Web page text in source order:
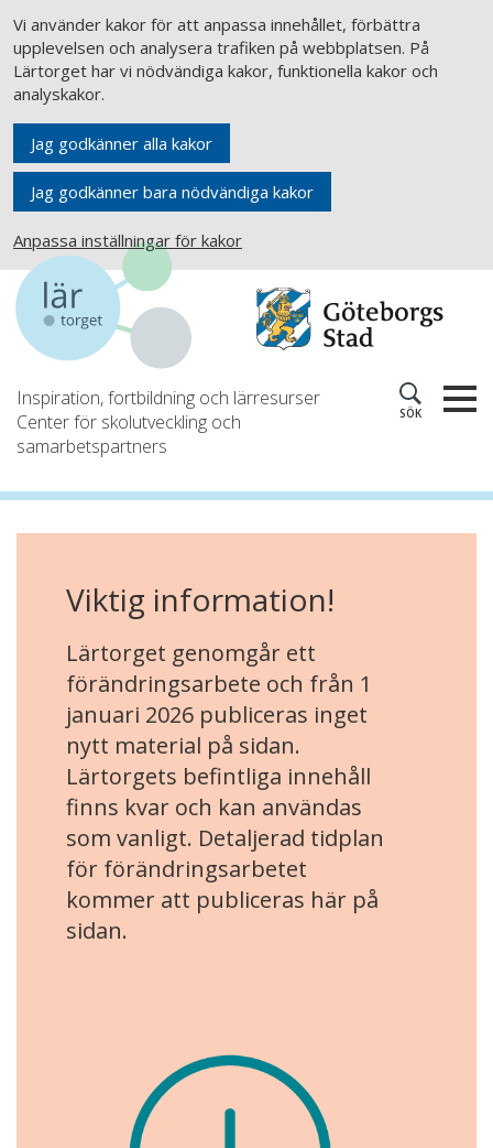
Vi använder kakor för att anpassa innehållet, förbättra
upplevelsen och analysera trafiken på webbplatsen. På
Lärtorget har vi nödvändiga kakor, funktionella kakor och
analyskakor.
Jag godkänner alla kakor
Jag godkänner bara nödvändiga kakor
Anpassa inställningar för kakor
Inspiration, fortbildning och lärresurser
Center för skolutveckling och
samarbetspartners
SÖK
Viktig information!
Lärtorget genomgår ett
förändringsarbete och från 1
januari 2026 publiceras inget
nytt material på sidan.
Lärtorgets befintliga innehåll
finns kvar och kan användas
som vanligt. Detaljerad tidplan
för förändringsarbetet
kommer att publiceras här på
sidan.